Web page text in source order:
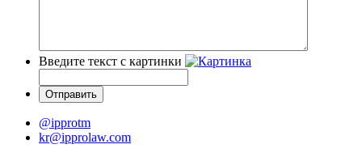
Введите текст с картинки
@ipprotm
kr@ipprolaw.com